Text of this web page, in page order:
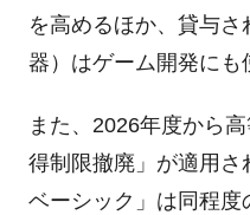
を高めるほか、貸与
器）はゲーム開発にも
また、2026年度から
得制限撤廃」が適用
ベーシック」は同程度